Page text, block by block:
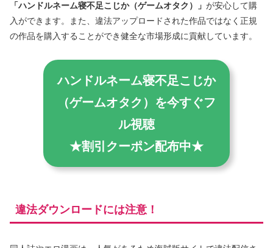
「ハンドルネーム寝不足こじか（ゲームオタク）」 が安心して購
入ができます。また、違法アップロードされた作品ではなく正規
の作品を購入することができ健全な市場形成に貢献しています。
ハンドルネーム寝不足こじか
（ゲームオタク）を今すぐフ
ル視聴
★割引クーポン配布中★
違法ダウンロードには注意！